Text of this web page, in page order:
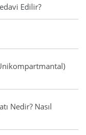
Edilir?
Nedir? Nasıl